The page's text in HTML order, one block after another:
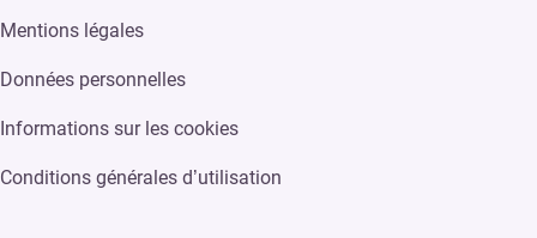
Mentions légales
Données personnelles
Informations sur les cookies
Conditions générales d’utilisation